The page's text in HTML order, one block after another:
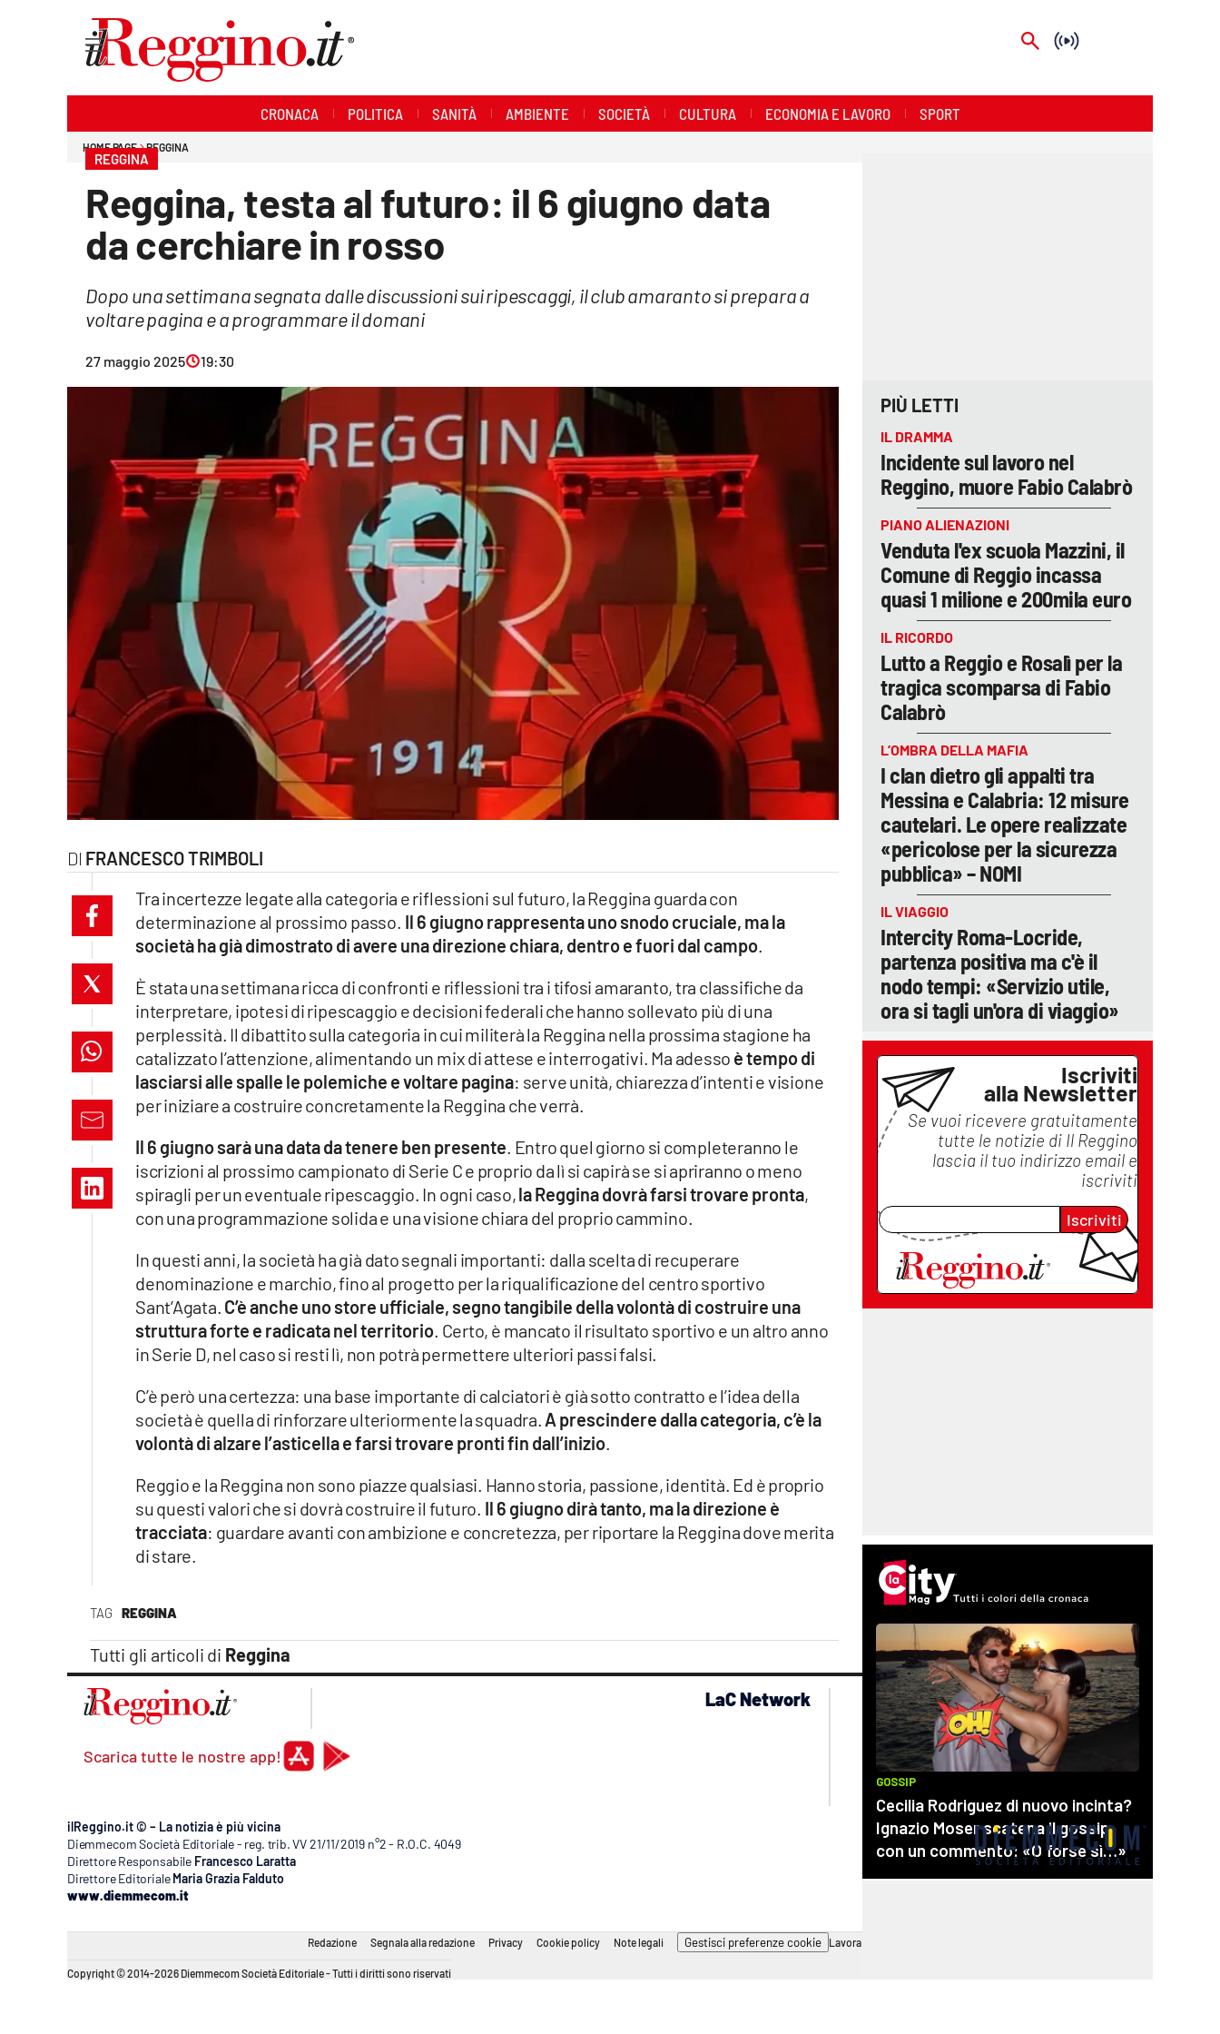
Lac Network
cosenzachannel.it
catanzarochannel.it
lacapitalenews.it
Vai
CRONACA POLITICA SANITÀ AMBIENTE SOCIETÀ CULTURA ECONOMIA E LAVORO SPORT
HOME PAGE REGGINA
REGGINA
Reggina, testa al futuro: il 6 giugno data
da cerchiare in rosso
Dopo una settimana segnata dalle discussioni sui ripescaggi, il club amaranto si prepara a
voltare pagina e a programmare il domani
27 maggio 2025 19:30
FRANCESCO TRIMBOLI
TAG REGGINA
Tutti gli articoli di Reggina
Tra incertezze legate alla categoria e riflessioni sul futuro, la Reggina guarda con
determinazione al prossimo passo. Il 6 giugno rappresenta uno snodo cruciale, ma la
società ha già dimostrato di avere una direzione chiara, dentro e fuori dal campo.
È stata una settimana ricca di confronti e riflessioni tra i tifosi amaranto, tra classifiche da
interpretare, ipotesi di ripescaggio e decisioni federali che hanno sollevato più di una
perplessità. Il dibattito sulla categoria in cui militerà la Reggina nella prossima stagione ha
catalizzato l’attenzione, alimentando un mix di attese e interrogativi. Ma adesso è tempo di
lasciarsi alle spalle le polemiche e voltare pagina: serve unità, chiarezza d’intenti e visione
per iniziare a costruire concretamente la Reggina che verrà.
Il 6 giugno sarà una data da tenere ben presente. Entro quel giorno si completeranno le
iscrizioni al prossimo campionato di Serie C e proprio da lì si capirà se si apriranno o meno
spiragli per un eventuale ripescaggio. In ogni caso,la Reggina dovrà farsi trovare pronta,
con una programmazione solida e una visione chiara del proprio cammino.
In questi anni, la società ha già dato segnali importanti: dalla scelta di recuperare
denominazione e marchio, fino al progetto per la riqualificazione del centro sportivo
Sant’Agata. C’è anche uno store ufficiale, segno tangibile della volontà di costruire una
struttura forte e radicata nel territorio. Certo, è mancato il risultato sportivo e un altro anno
in Serie D, nel caso si resti lì, non potrà permettere ulteriori passi falsi.
C’è però una certezza: una base importante di calciatori è già sotto contratto e l’idea della
società è quella di rinforzare ulteriormente la squadra. A prescindere dalla categoria, c’è la
volontà di alzare l’asticella e farsi trovare pronti fin dall’inizio.
Reggio e la Reggina non sono piazze qualsiasi. Hanno storia, passione, identità. Ed è proprio
su questi valori che si dovrà costruire il futuro. Il 6 giugno dirà tanto, ma la direzione è
tracciata: guardare avanti con ambizione e concretezza, per riportare la Reggina dove merita
di stare.
PIÙ LETTI
IL DRAMMA
Incidente sul lavoro nel
Reggino, muore Fabio Calabrò
PIANO ALIENAZIONI
Venduta l'ex scuola Mazzini, il
Comune di Reggio incassa
quasi 1 milione e 200mila euro
IL RICORDO
Lutto a Reggio e Rosalì per la
tragica scomparsa di Fabio
Calabrò
L’OMBRA DELLA MAFIA
I clan dietro gli appalti tra
Messina e Calabria: 12 misure
cautelari. Le opere realizzate
«pericolose per la sicurezza
pubblica» – NOMI
IL VIAGGIO
Intercity Roma-Locride,
partenza positiva ma c'è il
nodo tempi: «Servizio utile,
ora si tagli un'ora di viaggio»
Iscriviti
alla Newsletter
Se vuoi ricevere gratuitamente
tutte le notizie di Il Reggino
lascia il tuo indirizzo email e
iscriviti
Iscriviti
Scarica tutte le nostre app!
LaC Network
lacplay.it
lactv.it
laconair.it
lacitymag.it
lacapitalenews.it
cosenzachannel.it
ilvibonese.it
ilReggino.it © – La notizia è più vicina
Diemmecom Società Editoriale - reg. trib. VV 21/11/2019 n°2 - R.O.C. 4049
Direttore Responsabile Francesco Laratta
Direttore Editoriale Maria Grazia Falduto
www.diemmecom.it
Redazione Segnala alla redazione Privacy Cookie policy Note legali Gestisci preferenze cookie Lavora con noi
Copyright © 2014-2026 Diemmecom Società Editoriale - Tutti i diritti sono riservati